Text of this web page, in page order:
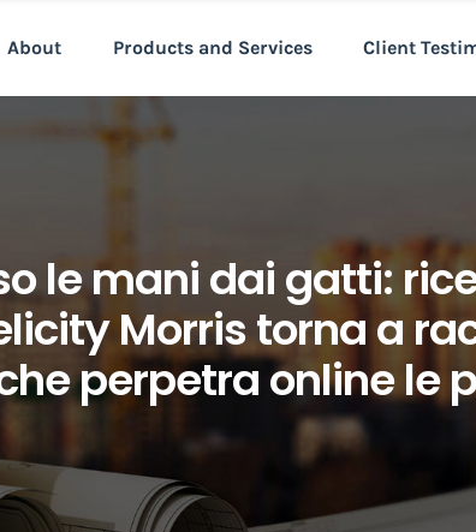
About Products and Services Client
le mani dai gatti:
Morris torna a
perpetra online le